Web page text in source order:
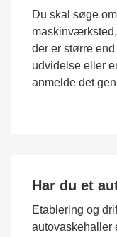
Du skal søge
der er større
udvidelse eller
anmelde det
Har du et
Etablering og
autovaskehaller